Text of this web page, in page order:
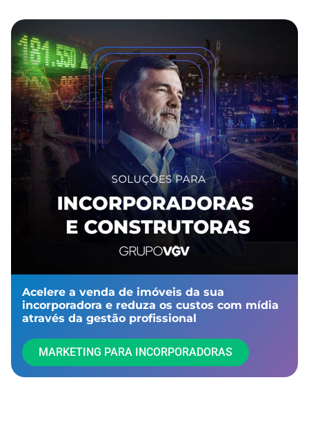
Acelere a venda de imóveis da sua
incorporadora e reduza os custos com mídia
através da gestão profissional​
MARKETING PARA INCORPORADORAS